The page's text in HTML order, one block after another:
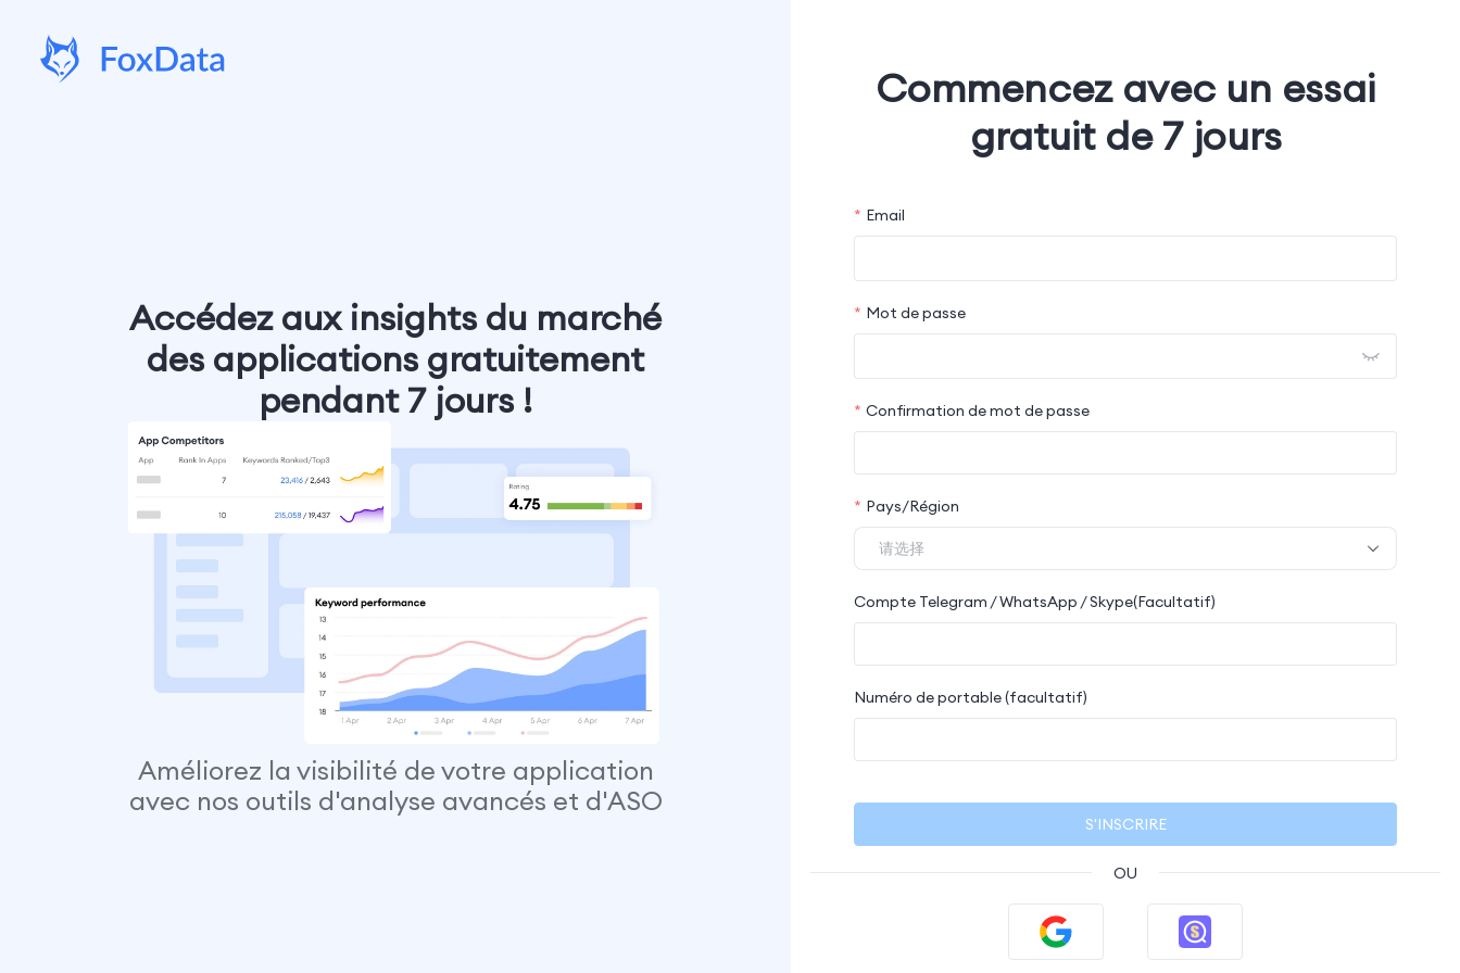
Accédez aux insights du marché
des applications gratuitement
pendant 7 jours !
Améliorez la visibilité de votre application
avec nos outils d'analyse avancés et d'ASO
Commencez avec un essai
gratuit de 7 jours
Email
Mot de passe
Confirmation de mot de passe
Pays/Région
Compte Telegram / WhatsApp / Skype(Facultatif)
Numéro de portable (facultatif)
S'INSCRIRE
OU